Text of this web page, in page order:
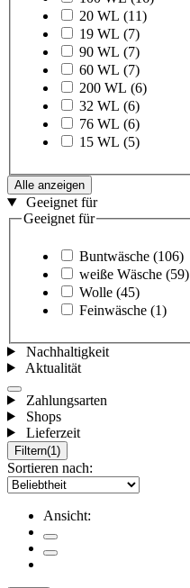
20 WL (11)
19 WL (7)
90 WL (7)
60 WL (7)
200 WL (6)
32 WL (6)
76 WL (6)
15 WL (5)
Alle anzeigen
Geeignet für
Geeignet für
Buntwäsche (106)
weiße Wäsche (59)
Wolle (45)
Feinwäsche (1)
Nachhaltigkeit
Aktualität
Zahlungsarten
Shops
Lieferzeit
Filtern(1)
Sortieren nach:
Ansicht: